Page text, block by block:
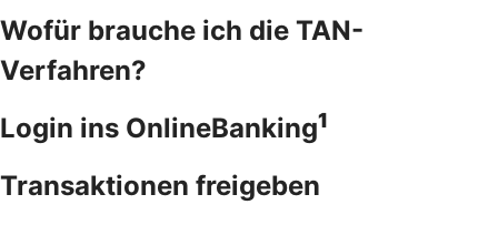
Wofür brauche ich die TAN-
Verfahren?
Login ins OnlineBanking1
Transaktionen freigeben